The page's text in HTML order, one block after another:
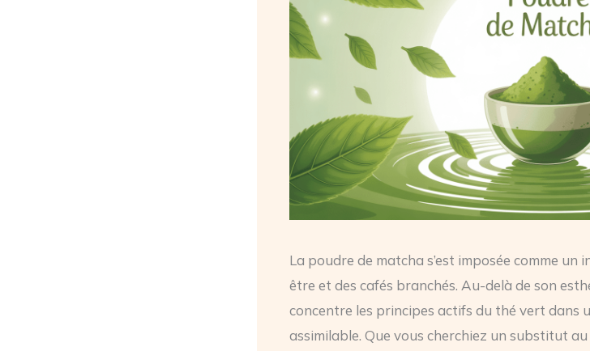
La poudre de matcha s’est imposée comme
être et des cafés branchés. Au-delà de son
concentre les principes actifs du thé vert dans
assimilable. Que vous cherchiez un substitut